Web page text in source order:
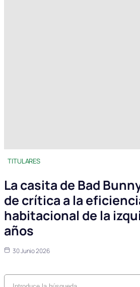
TITULARES
La casita de Bad
de crítica a la
habitacional de la
años
30 Junio 2026